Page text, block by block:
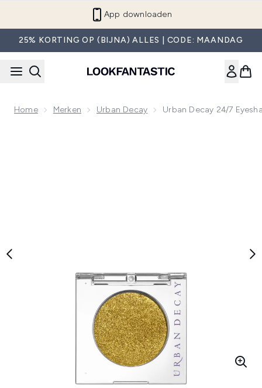
App downloaden
25% KORTING OP (BIJNA) ALLES | CODE: MAANDAG
Home Merken Urban Decay Urban Decay 24/7